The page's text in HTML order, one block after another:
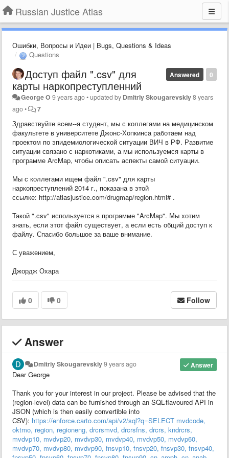
Russian Justice Atlas
Ошибки, Вопросы и Идеи | Bugs, Questions & Ideas
Questions
0
Answered
Доступ файл ".csv" для
карты наркопреступленний
George O 9 years ago•updated by Dmitriy Skougarevskiy8 years
ago• 7
Здравствуйте всем--я студент, мы с коллегами на медицинском
факультете в университете Джонс-Хопкинса работаем над
проектом по эпидемиологической ситуации ВИЧ в РФ. Развитие
ситуации связано с наркотиками, а мы используемся карты в
программе ArcMap, чтобы описать аспекты самой ситуации.
Мы с коллегами ищем файл ".csv" для карты
наркопреступлений 2014 г., показана в этой
ссылке: http://atlasjustice.com/drugmap/region.html# .
Такой ".csv" используется в программе "ArcMap". Мы хотим
знать, если этот файл существует, а если есть общий доступ к
файлу. Спасибо большое за ваше внимание.
С уважением,
Джордж Охара
0 0 Follow
Answer
Answer
Dmitriy Skougarevskiy9 years ago
Dear George
Thank you for your interest in our project. Please be advised that the
(region-level) data can be furnished through an SQL-flavoured API in
JSON (which is then easily convertible into
CSV): https://enforce.carto.com/api/v2/sql?q=SELECT mvdcode,
oktmo, region, regioneng, drcrsmvd, drcrsfns, drcrs, kndrcrs,
mvdvp10, mvdvp20, mvdvp30, mvdvp40, mvdvp50, mvdvp60,
mvdvp70, mvdvp80, mvdvp90, fnsvp10, fnsvp20, fnsvp30, fnsvp40,